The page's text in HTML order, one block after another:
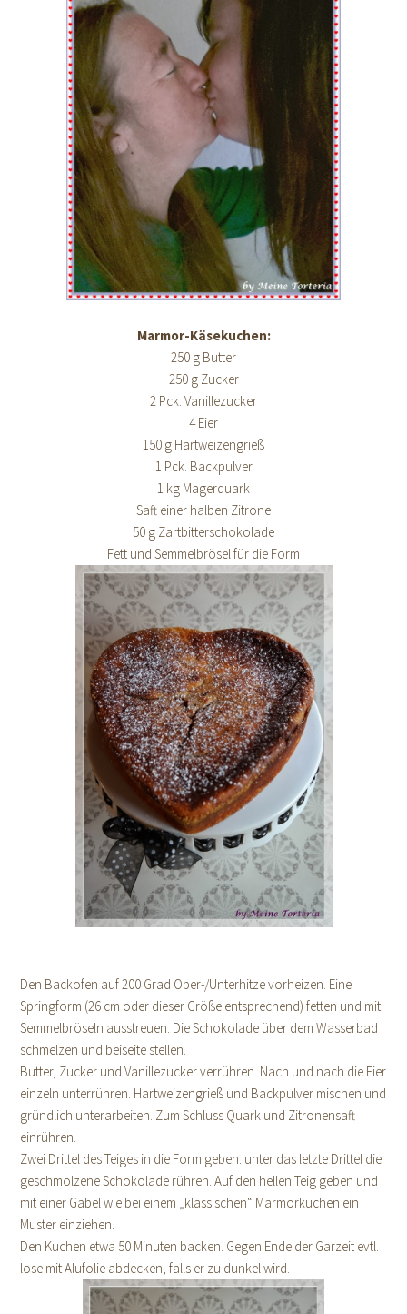
Marmor-Käsekuchen:
250 g Butter
250 g Zucker
2 Pck. Vanillezucker
4 Eier
150 g Hartweizengrieß
1 Pck. Backpulver
1 kg Magerquark
Saft einer halben Zitrone
50 g Zartbitterschokolade
Fett und Semmelbrösel für die Form
Den Backofen auf 200 Grad Ober-/Unterhitze vorheizen. Eine
Springform (26 cm oder dieser Größe entsprechend) fetten und mit
Semmelbröseln ausstreuen. Die Schokolade über dem Wasserbad
schmelzen und beiseite stellen.
Butter, Zucker und Vanillezucker verrühren. Nach und nach die Eier
einzeln unterrühren. Hartweizengrieß und Backpulver mischen und
gründlich unterarbeiten. Zum Schluss Quark und Zitronensaft
einrühren.
Zwei Drittel des Teiges in die Form geben. unter das letzte Drittel die
geschmolzene Schokolade rühren. Auf den hellen Teig geben und
mit einer Gabel wie bei einem „klassischen“ Marmorkuchen ein
Muster einziehen.
Den Kuchen etwa 50 Minuten backen. Gegen Ende der Garzeit evtl.
lose mit Alufolie abdecken, falls er zu dunkel wird.